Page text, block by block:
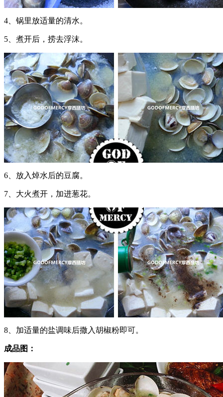
4、锅里放适量的清水。
5、煮开后，捞去浮沫。
6、放入焯水后的豆腐。
7、大火煮开，加进葱花。
8、加适量的盐调味后撒入胡椒粉即可。
成品图：